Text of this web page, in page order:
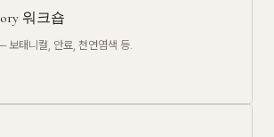
워크숍
보태니컬, 안료, 천연염색 등.